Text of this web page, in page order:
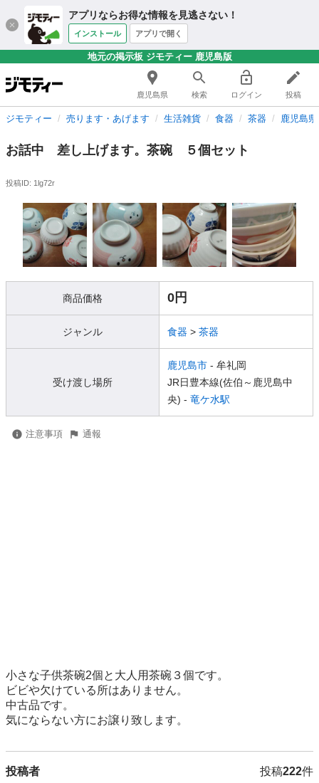
アプリならお得な情報を見逃さない！
インストール アプリで開く
地元の掲示板 ジモティー 鹿児島版
鹿児島県 検索 ログイン 投稿
ジモティー 売ります・あげます 生活雑貨 食器 茶器 鹿児島
お話中 差し上げます。茶碗 ５個セット
投稿ID: 1lg72r
商品価格 0円
ジャンル 食器 > 茶器
受け渡し場所
鹿児島市 - 牟礼岡
JR日豊本線(佐伯～鹿児島中
央) - 竜ケ水駅
注意事項 通報
小さな子供茶碗2個と大人用茶碗３個です。
ビビや欠けている所はありません。
中古品です。
気にならない方にお譲り致します。
投稿者 投稿222件